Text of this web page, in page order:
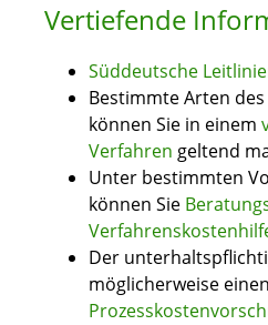
Vertiefende
Süddeutsche
Bestimmte Arten
können Sie in einem
Verfahren geltend
Unter bestimmten
können Sie
Der
möglicherweise einen